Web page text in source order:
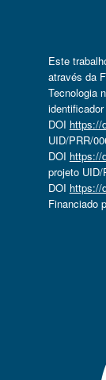
Este
através da
Tecnologia
identificador
DOI https://
UID/PRR/
DOI https://
projeto
DOI https://
Financiado